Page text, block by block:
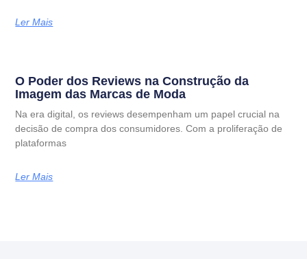
Ler Mais
O Poder dos Reviews na Construção da
Imagem das Marcas de Moda
Na era digital, os reviews desempenham um papel crucial na
decisão de compra dos consumidores. Com a proliferação de
plataformas
Ler Mais